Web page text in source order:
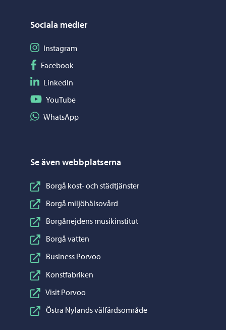
Sociala medier
Följ på Instagram
Instagram
Följ på Facebook
Facebook
Följ på LinkedIn
LinkedIn
Följ på YouTube
YouTube
Dela på WhatsApp
WhatsApp
Se även webbplatserna
Borgå kost- och städtjänster
Borgå miljöhälsovård
Borgånejdens musikinstitut
Borgå vatten
Business Porvoo
Konstfabriken
Visit Porvoo
Östra Nylands välfärdsområde